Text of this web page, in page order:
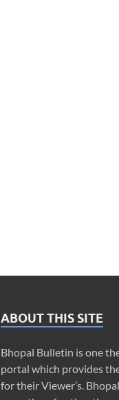
ABOUT THIS SITE
Bhopal Bulletin is one
portal which provides
for their Viewer’s.